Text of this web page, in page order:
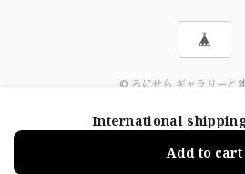
© ろにせら ギャラリーと
International
Add to cart
ショップに質